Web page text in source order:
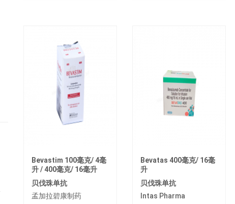
Bevastim 100毫克/ 4毫
升 / 400毫克/ 16毫升
贝伐珠单抗
孟加拉碧康制药
Bevatas 400毫克/ 16毫
升
贝伐珠单抗
Intas Pharma